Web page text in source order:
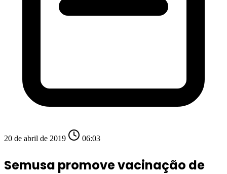
20 de abril de 2019 06:03
Semusa promove vacinação de